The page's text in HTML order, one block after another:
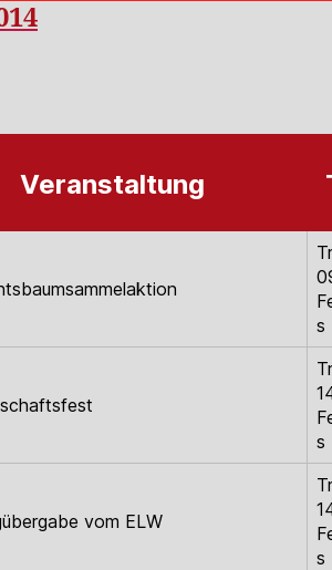
Veranstaltung
s
s
vom ELW
s